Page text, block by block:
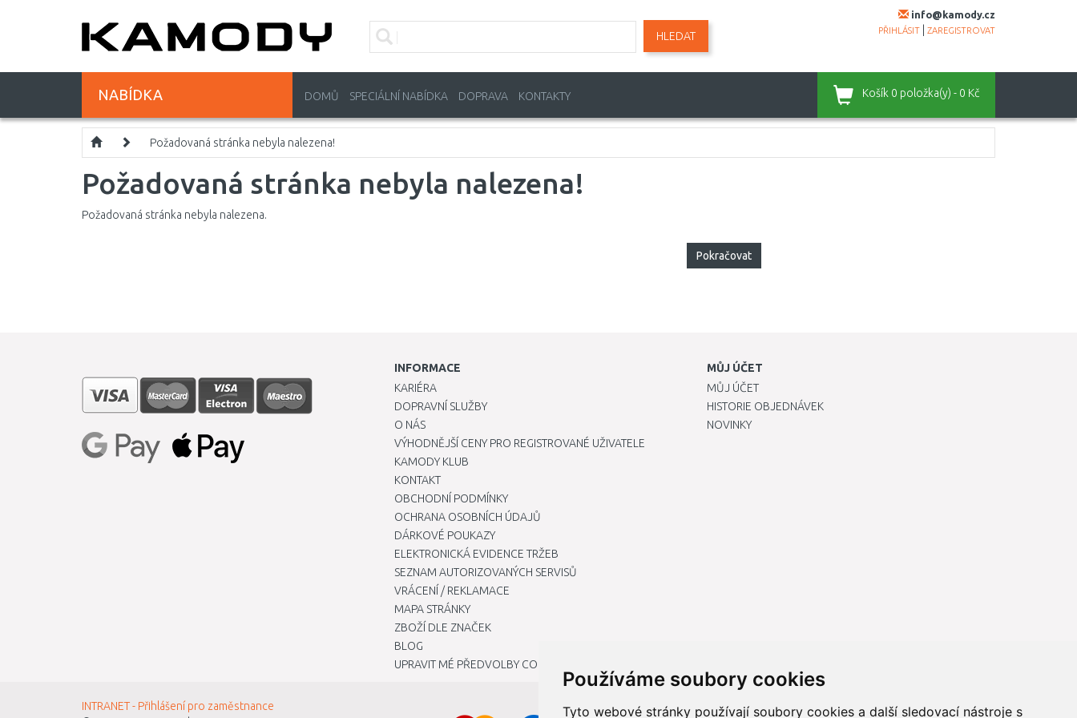
Používáme soubory cookies
Tyto webové stránky používají soubory cookies a další sledovací nástroje s
info@kamody.cz
PŘIHLÁSIT ZAREGISTROVAT
HLEDAT
NABÍDKA DOMŮ SPECIÁLNÍ NABÍDKA DOPRAVA KONTAKTY Košík 0 položka(y) - 0 Kč
Požadovaná stránka nebyla nalezena!
Požadovaná stránka nebyla nalezena!
Požadovaná stránka nebyla nalezena.
Pokračovat
INFORMACE
KARIÉRA
DOPRAVNÍ SLUŽBY
O NÁS
VÝHODNĚJŠÍ CENY PRO REGISTROVANÉ UŽIVATELE
KAMODY KLUB
KONTAKT
OBCHODNÍ PODMÍNKY
OCHRANA OSOBNÍCH ÚDAJŮ
DÁRKOVÉ POUKAZY
ELEKTRONICKÁ EVIDENCE TRŽEB
SEZNAM AUTORIZOVANÝCH SERVISŮ
VRÁCENÍ / REKLAMACE
MAPA STRÁNKY
ZBOŽÍ DLE ZNAČEK
BLOG
UPRAVIT MÉ PŘEDVOLBY COOKIES
MŮJ ÚČET
MŮJ ÚČET
HISTORIE OBJEDNÁVEK
NOVINKY
INTRANET - Přihlášení pro zaměstnance